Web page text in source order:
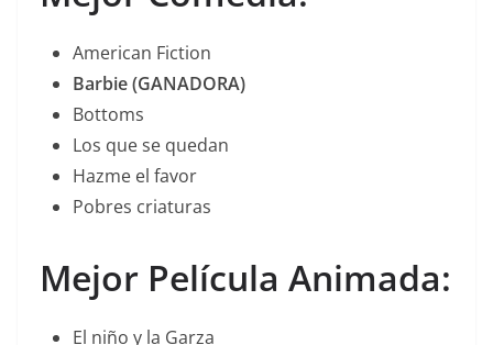
American Fiction
Barbie (GANADORA)
Bottoms
Los que se quedan
Hazme el favor
Pobres criaturas
Mejor Película Animada:
El niño y la Garza